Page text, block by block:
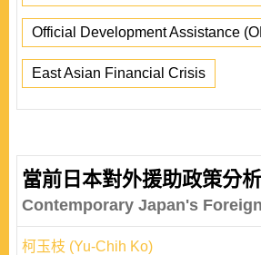
Official Development Assistance
East Asian Financial Crisis
當前日本對外援助政策分析
Contemporary Japan's
柯玉枝 (Yu-Chih Ko)